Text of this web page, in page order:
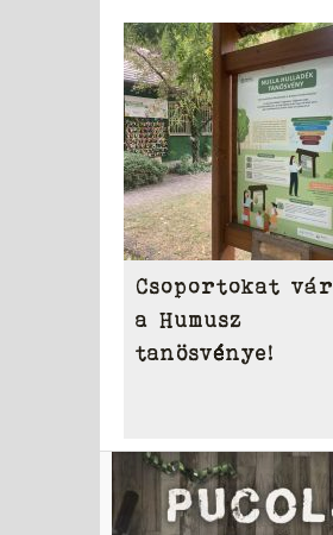
Csoportokat vár
a Humusz
tanösvénye!